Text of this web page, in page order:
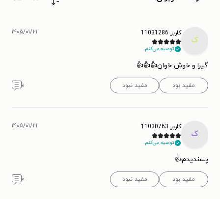
ک
کاربر 11031286
توصیه می‌کنم.
۱۴۰۵/۰۱/۲۱
گیرا و خوش خوان👍👍👍
مفید بود مفید نبود ۰
ک
کاربر 11030763
توصیه می‌کنم.
۱۴۰۵/۰۱/۲۱
پسندیدم👍
مفید بود مفید نبود ۰